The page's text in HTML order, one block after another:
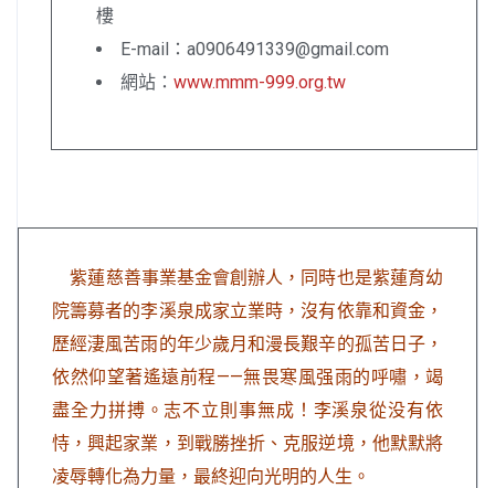
樓
E-mail：a0906491339@gmail.com
網站： www.mmm-999.org.tw
紫蓮慈善事業基金會創辦人，同時也是紫蓮育幼
院籌募者的李溪泉成家立業時，沒有依靠和資金，
歷經淒風苦雨的年少歲月和漫長艱辛的孤苦日子，
依然仰望著遙遠前程——無畏寒風强雨的呼嘯，竭
盡全力拼搏。志不立則事無成！李溪泉從没有依
恃，興起家業，到戰勝挫折、克服逆境，他默默將
凌辱轉化為力量，最終迎向光明的人生。